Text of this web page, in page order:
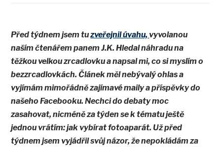
Před týdnem jsem tuzveřejnil úvahu, vyvolanou
naším čtenářem panem J.K. Hledal náhradu na
těžkou velkou zrcadlovku a napsal mi, co si myslím o
bezzrcadlovkách. Článek měl nebývalý ohlas a
vyjímám mimořádně zajímavé maily a příspěvky do
našeho Facebooku. Nechci do debaty moc
zasahovat, nicméně za týden se k tématu ještě
jednou vrátím: jak vybírat fotoaparát. Už před
týdnem jsem vyjádřil svůj názor, že nepokládám za